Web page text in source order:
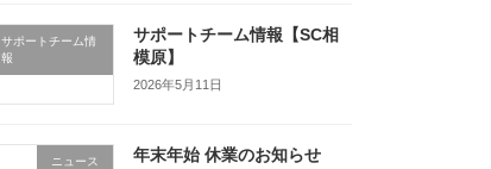
サポートチーム情
報
サポートチーム情報【SC相
模原】
2026年5月11日
ニュース 年末年始 休業のお知らせ